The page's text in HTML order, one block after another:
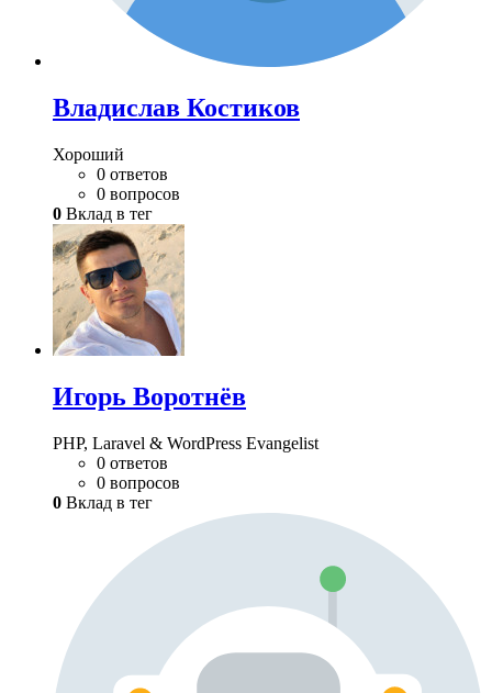
Владислав Костиков
Хороший
0 ответов
0 вопросов
0 Вклад в тег
Игорь Воротнёв
PHP, Laravel & WordPress Evangelist
0 ответов
0 вопросов
0 Вклад в тег